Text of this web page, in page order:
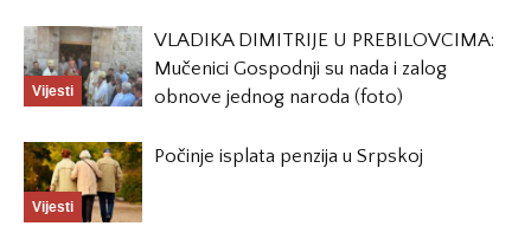
Vijesti
VLADIKA DIMITRIJE U PREBILOVCIMA:
Mučenici Gospodnji su nada i zalog
obnove jednog naroda (foto)
Vijesti
Počinje isplata penzija u Srpskoj